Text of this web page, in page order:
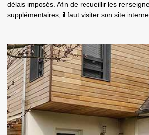
délais imposés. Afin de recueillir les
supplémentaires, il faut visiter son site